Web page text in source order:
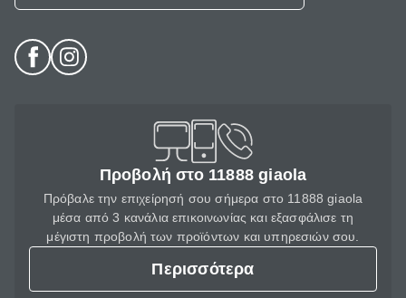
Προβολή στο 11888 giaola
Πρόβαλε την επιχείρησή σου σήμερα στο 11888 giaola
μέσα από 3 κανάλια επικοινωνίας και εξασφάλισε τη
μέγιστη προβολή των προϊόντων και υπηρεσιών σου.
Περισσότερα